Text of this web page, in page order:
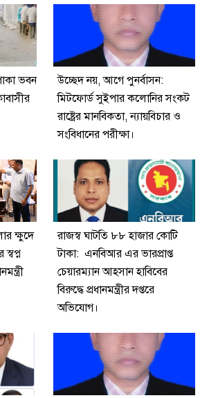
ভবন
উচ্ছেদ নয়, আগে পুনর্বাসন:
মিটফোর্ড সুইপার কলোনির সংকট
রাষ্ট্রের মানবিকতা, ন্যায়বিচার ও
সংবিধানের পরীক্ষা।
ক্ষুদে
রাজস্ব ঘাটতি ৮৮ হাজার কোটি
টাকা: এনবিআর এর ভারপ্রাপ্ত
চেয়ারম্যান আহসান হাবিবের
বিরুদ্ধে প্রধানমন্ত্রীর দপ্তরে
অভিযোগ।